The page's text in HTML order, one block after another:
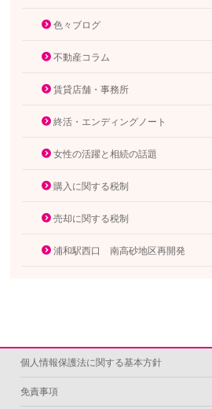
色々ブログ
不動産コラム
賃貸店舗・事務所
終活・エンディングノート
女性の活躍と相続の話題
購入に関する税制
売却に関する税制
浦和駅西口 南高砂地区再開発
個人情報保護法に関する基本方針
免責事項